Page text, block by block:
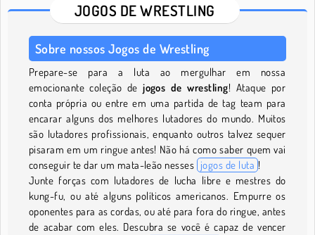
JOGOS DE WRESTLING
Sobre nossos Jogos de Wrestling
Prepare-se para a luta ao mergulhar em nossa
emocionante coleção dejogos de wrestling! Ataque por
conta própria ou entre em uma partida de tag team para
encarar alguns dos melhores lutadores do mundo. Muitos
são lutadores profissionais, enquanto outros talvez sequer
pisaram em um ringue antes! Não há como saber quem vai
conseguir te dar um mata-leão nesses jogos de luta !
Junte forças com lutadores de lucha libre e mestres do
kung-fu, ou até alguns políticos americanos. Empurre os
oponentes para as cordas, ou até para fora do ringue, antes
de acabar com eles. Descubra se você é capaz de vencer